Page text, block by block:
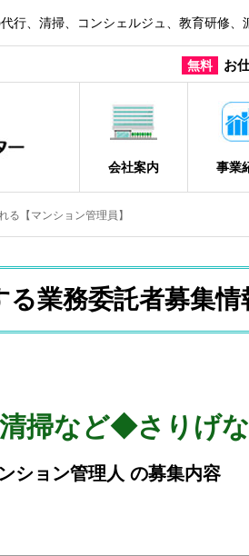
行、清掃、コンシェルジュ、教育研修
無料 お
会社案内 事業
【マンション管理員】
業務委託者募集情
掃など◆さりげ
ション管理人 の募集内容